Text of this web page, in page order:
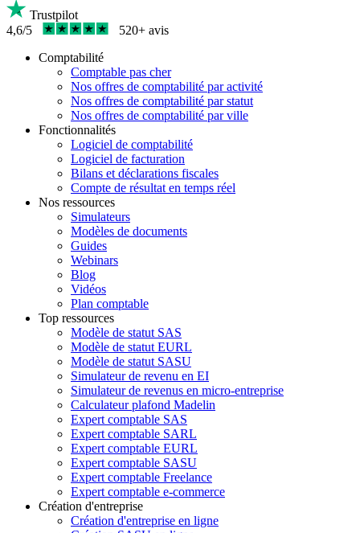
Trustpilot
4,6/5
520+ avis
Comptabilité
Comptable pas cher
Nos offres de comptabilité par activité
Nos offres de comptabilité par statut
Nos offres de comptabilité par ville
Fonctionnalités
Logiciel de comptabilité
Logiciel de facturation
Bilans et déclarations fiscales
Compte de résultat en temps réel
Nos ressources
Simulateurs
Modèles de documents
Guides
Webinars
Blog
Vidéos
Plan comptable
Top ressources
Modèle de statut SAS
Modèle de statut EURL
Modèle de statut SASU
Simulateur de revenu en EI
Simulateur de revenus en micro-entreprise
Calculateur plafond Madelin
Expert comptable SAS
Expert comptable SARL
Expert comptable EURL
Expert comptable SASU
Expert comptable Freelance
Expert comptable e-commerce
Création d'entreprise
Création d'entreprise en ligne